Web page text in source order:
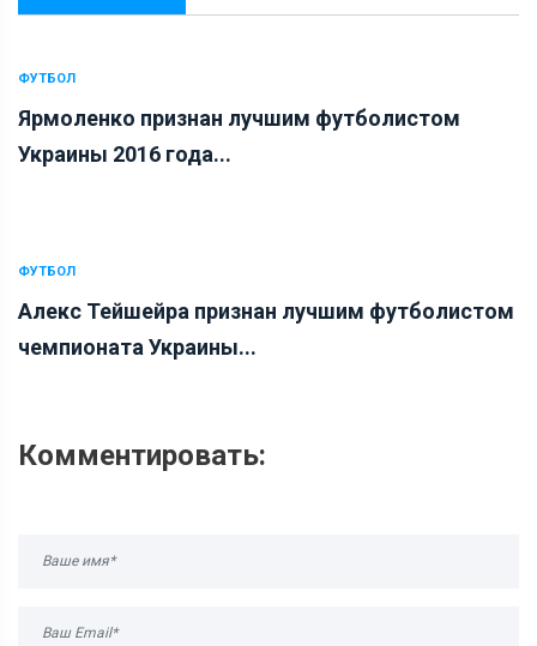
ФУТБОЛ
Ярмоленко признан лучшим футболистом
Украины 2016 года...
ФУТБОЛ
Алекс Тейшейра признан лучшим футболистом
чемпионата Украины...
Комментировать: